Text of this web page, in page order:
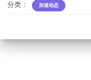
分类： 加速动态